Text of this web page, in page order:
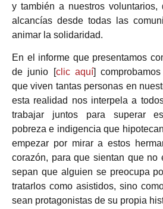
y también a nuestros
alcancías desde todas las
animar la solidaridad.
En el informe que presentamos
de junio [clic aquí]
que viven tantas personas en
esta realidad nos interpela a
trabajar juntos para superar
pobreza e indigencia que
empezar por mirar a estos
corazón, para que sientan que no
sepan que alguien se preocupa
tratarlos como asistidos, sino
sean protagonistas de su propia